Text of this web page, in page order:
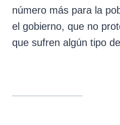
número más para la
el gobierno, que no
que sufren algún tipo